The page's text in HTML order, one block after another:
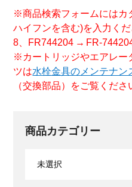
※商品検索フォームにはカ
ハイフンを含む)を入力く
8、FR744204 → FR-
※カートリッジやエアレー
ツは水栓金具のメンテナン
（交換部品）をご覧くださ
商品カテゴリー